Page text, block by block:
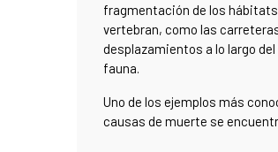
fragmentación de los
vertebran, como las
desplazamientos a lo largo
fauna.
Uno de los ejemplos más
causas de muerte se